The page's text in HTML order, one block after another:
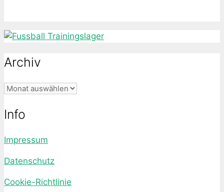
Archiv
Archiv
Info
Impressum
Datenschutz
Cookie-Richtlinie